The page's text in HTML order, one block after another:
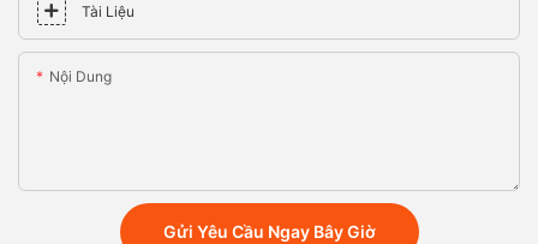
Tài Liệu
Nội Dung
Gửi Yêu Cầu Ngay Bây Giờ